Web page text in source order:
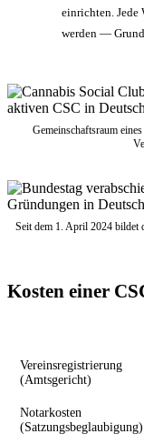
einrichten. Jede
werden —
Gemeinschaftsraum
Seit dem 1. April 2024 bildet
Kosten einer
Vereinsregistrierung
(Amtsgericht)
Notarkosten
(Satzungsbeglaubigung)